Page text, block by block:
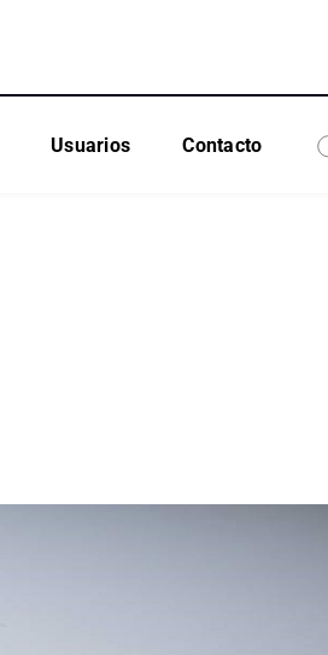
Usuarios Contacto